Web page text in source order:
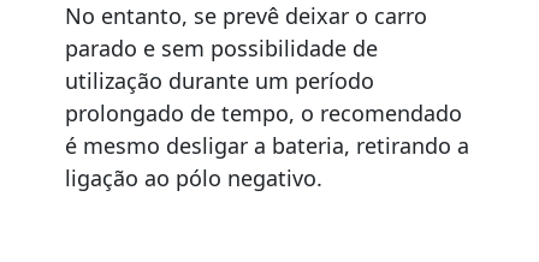
No entanto, se prevê deixar o carro
parado e sem possibilidade de
utilização durante um período
prolongado de tempo, o recomendado
é mesmo desligar a bateria, retirando a
ligação ao pólo negativo.